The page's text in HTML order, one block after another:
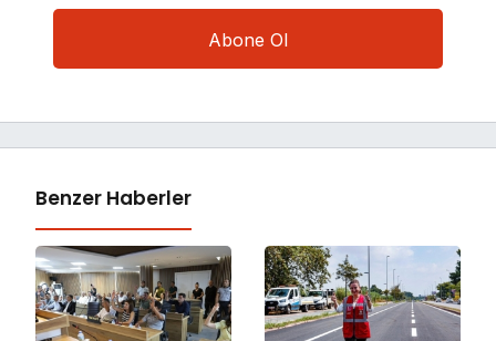
Benzer Haberler